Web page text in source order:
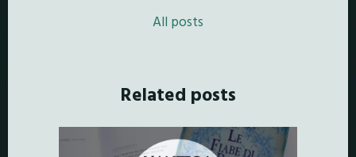
All posts
Related posts